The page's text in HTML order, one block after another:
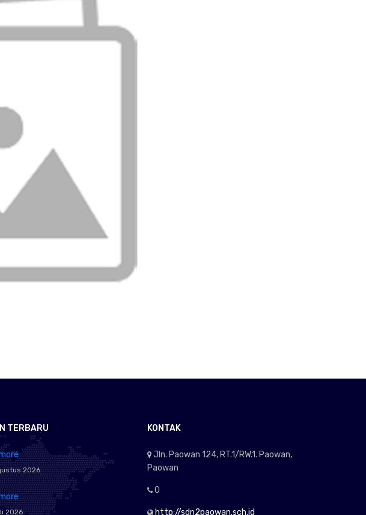
TERBARU
2026
2026
KONTAK
Jln. Paowan 124, RT.1/RW.1. Paowan,
Paowan
0
http://sdn2paowan.sch.id